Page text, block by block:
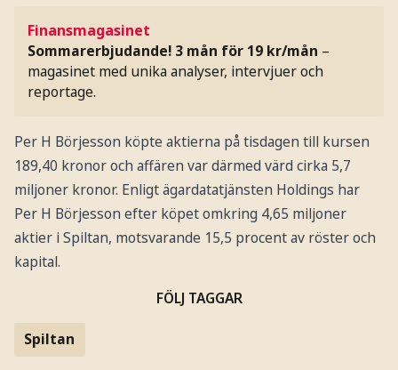
Finansmagasinet
Sommarerbjudande! 3 mån för 19 kr/mån –
magasinet med unika analyser, intervjuer och
reportage.
Per H Börjesson köpte aktierna på tisdagen till kursen
189,40 kronor och affären var därmed värd cirka 5,7
miljoner kronor. Enligt ägardatatjänsten Holdings har
Per H Börjesson efter köpet omkring 4,65 miljoner
aktier i Spiltan, motsvarande 15,5 procent av röster och
kapital.
FÖLJ TAGGAR
Spiltan